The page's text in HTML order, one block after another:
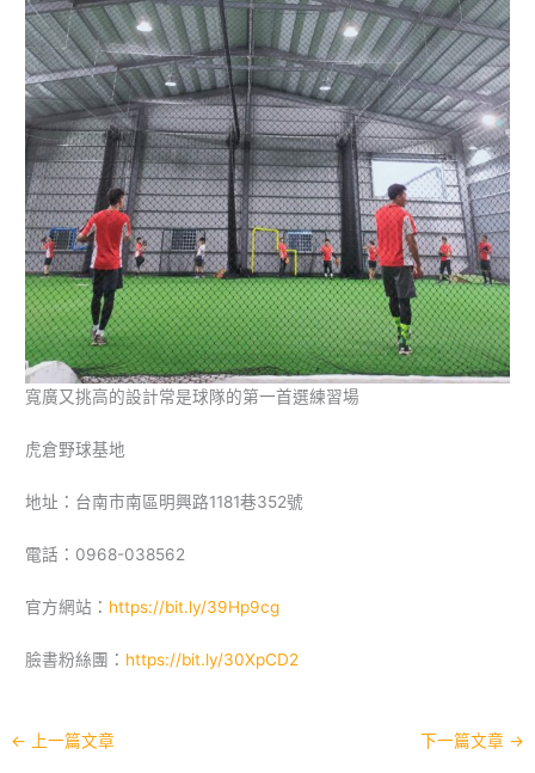
寬廣又挑高的設計常是球隊的第一首選練習場
虎倉野球基地
地址：台南市南區明興路1181巷352號
電話：0968-038562
官方網站： https://bit.ly/39Hp9cg
臉書粉絲團： https://bit.ly/30XpCD2
← 上一篇文章 下一篇文章 →